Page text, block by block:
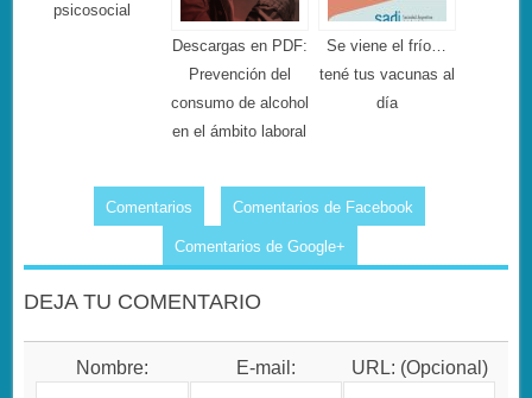
psicosocial
Descargas en PDF:
Prevención del
consumo de alcohol
en el ámbito laboral
Se viene el frío…
tené tus vacunas al
día
Comentarios Comentarios de Facebook
Comentarios de Google+
DEJA TU COMENTARIO
Nombre: E-mail: URL: (Opcional)